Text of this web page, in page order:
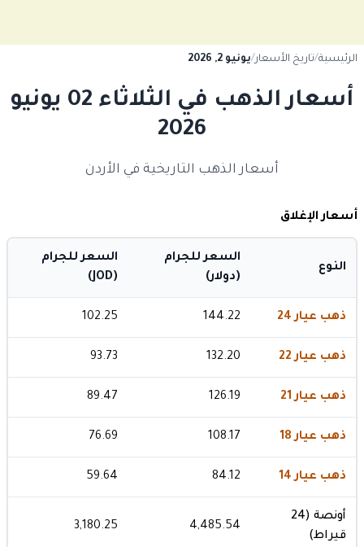
الرئيسية/تاريخ الأسعار/يونيو 2, 2026
أسعار الذهب في الثلاثاء 02 يونيو
2026
أسعار الذهب التاريخية في الأردن
أسعار الإغلاق
النوع
السعر للجرام
(دولار)
السعر للجرام
(JOD)
ذهب عيار 24 144.22
102.25
ذهب عيار 22 132.20
93.73
ذهب عيار 21 126.19
89.47
ذهب عيار 18 108.17
76.69
ذهب عيار 14 84.12
59.64
أونصة (24
قيراط)
4,485.54
3,180.25